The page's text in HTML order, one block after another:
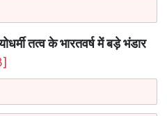
तत्व के भारतवर्ष में बड़े भंडार